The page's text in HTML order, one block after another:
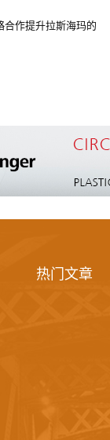
合作提升拉斯海玛的
热门文章